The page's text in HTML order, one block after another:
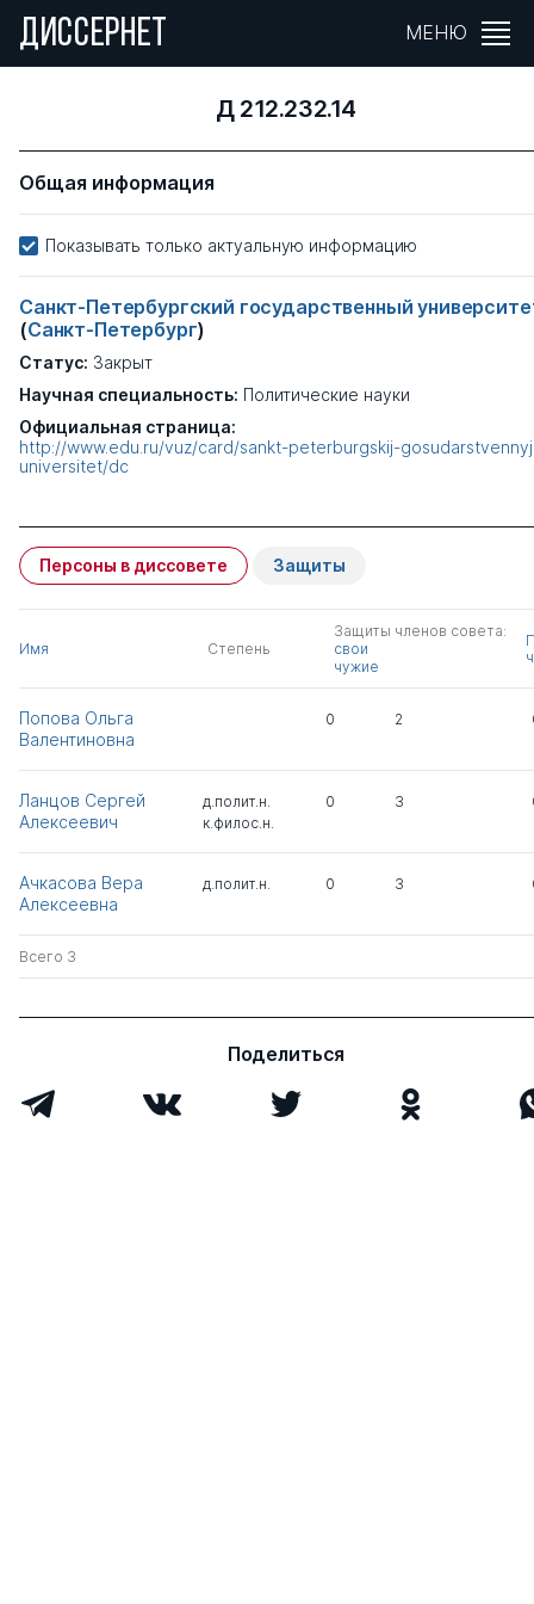
ДИССЕРНЕТ МЕНЮ
Д 212.232.14
Общая информация
Показывать только актуальную информацию
Санкт-Петербургский государственный
(Санкт-Петербург)
Статус: Закрыт
Научная специальность: Политические науки
Официальная страница:
http://www.edu.ru/vuz/card/sankt-peterburgskij-
universitet/dc
Персоны в диссовете Защиты
Имя Степень
Защиты членов совета:
свои
чужие
Попова Ольга
Валентиновна
0 2
Ланцов Сергей
Алексеевич
д.полит.н.
к.филос.н.
0 3
Ачкасова Вера
Алексеевна
д.полит.н. 0 3
Всего 3
Поделиться